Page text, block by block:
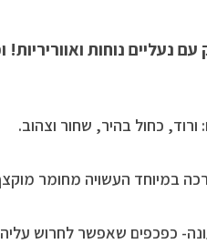
נוחות ואווריריות!
כחול בהיר, שחור וצהוב.
במיוחד העשויה מחומר
כפכפים שאפשר לחרוש